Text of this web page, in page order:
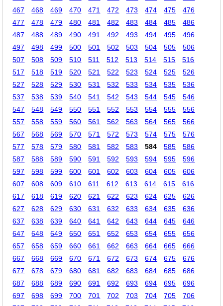
467
468 469 470 471 472 473 474 475
476
477
478 479 480 481 482 483 484 485
486
487
488 489 490 491 492 493 494 495
496
497
498 499 500 501 502 503 504 505
506
507
508 509 510 511 512 513 514 515
516
517
518 519 520 521 522 523 524 525
526
527
528 529 530 531 532 533 534 535
536
537
538 539 540 541 542 543 544 545
546
547
548 549 550 551 552 553 554 555
556
557
558 559 560 561 562 563 564 565
566
567
568 569 570 571 572 573 574 575
576
577
578 579 580 581 582 583 584 585
586
587
588 589 590 591 592 593 594 595
596
597
598 599 600 601 602 603 604 605
606
607
608 609 610 611 612 613 614 615
616
617
618 619 620 621 622 623 624 625
626
627
628 629 630 631 632 633 634 635
636
637
638 639 640 641 642 643 644 645
646
647
648 649 650 651 652 653 654 655
656
657
658 659 660 661 662 663 664 665
666
667
668 669 670 671 672 673 674 675
676
677
678 679 680 681 682 683 684 685
686
687
688 689 690 691 692 693 694 695
696
697
698 699 700 701 702 703 704 705
706